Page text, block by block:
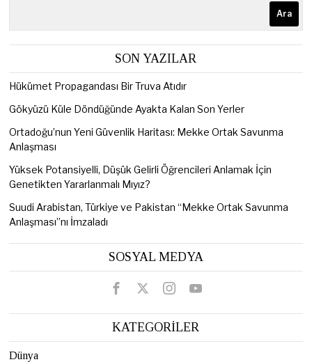
Ara
SON YAZILAR
Hükümet Propagandası Bir Truva Atıdır
Gökyüzü Küle Döndüğünde Ayakta Kalan Son Yerler
Ortadoğu’nun Yeni Güvenlik Haritası: Mekke Ortak Savunma
Anlaşması
Yüksek Potansiyelli, Düşük Gelirli Öğrencileri Anlamak İçin
Genetikten Yararlanmalı Mıyız?
Suudi Arabistan, Türkiye ve Pakistan “Mekke Ortak Savunma
Anlaşması”nı İmzaladı
SOSYAL MEDYA
KATEGORİLER
Dünya